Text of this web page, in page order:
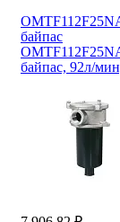
байпас
байпас, 92л/